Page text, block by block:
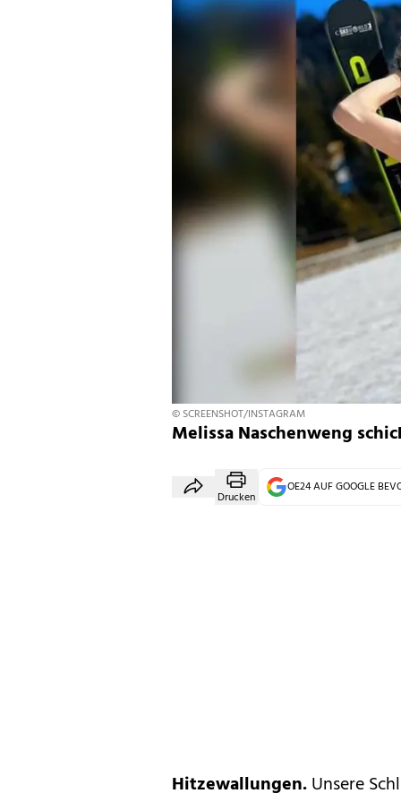
© SCREENSHOT/INSTAGRAM
Melissa Naschenweng
Drucken
OE24 AUF GOOGLE
Hitzewallungen.Unsere